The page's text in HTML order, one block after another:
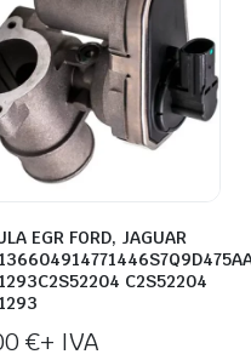
EGR FORD, JAGUAR
C2S52204
€+ IVA